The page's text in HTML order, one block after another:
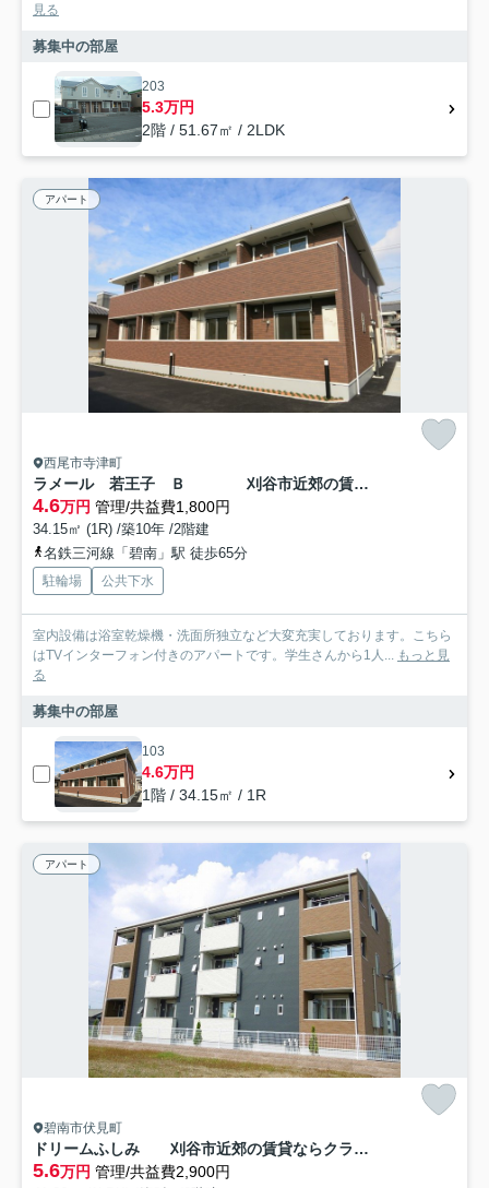
見る
募集中の部屋
203
5.3万円
2階 / 51.67㎡ / 2LDK
アパート
西尾市寺津町
ラメール 若王子 Ｂ 刈谷市近郊の賃貸はクラスホーム刈谷店
4.6万円 管理/共益費1,800円
34.15㎡ (1R) /築10年 /2階建
名鉄三河線「碧南」駅 徒歩65分
駐輪場 公共下水
室内設備は浴室乾燥機・洗面所独立など大変充実しております。こちら
はTVインターフォン付きのアパートです。学生さんから1人... もっと見
る
募集中の部屋
103
4.6万円
1階 / 34.15㎡ / 1R
アパート
碧南市伏見町
ドリームふしみ 刈谷市近郊の賃貸ならクラスホーム刈谷店
5.6万円 管理/共益費2,900円